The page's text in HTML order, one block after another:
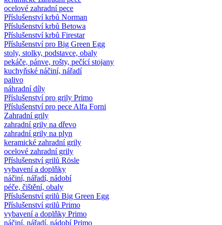
ocelové zahradní pece
Příslušenství krbů Norman
Příslušenství krbů Betowa
Příslušenství krbů Firestar
Příslušenství pro Big Green Egg
stoly, stolky, podstavce, obaly
pekáče, pánve, rošty, pečící stojany
kuchyňské náčiní, nářadí
palivo
náhradní díly
Příslušenství pro grily Primo
Příslušenství pro pece Alfa Forni
Zahradní grily
zahradní grily na dřevo
zahradní grily na plyn
keramické zahradní grily
ocelové zahradní grily
Příslušenství grilů Rösle
vybavení a doplňky
náčiní, nářadí, nádobí
péče, čištění, obaly
Příslušenství grilů Big Green Egg
Příslušenství grilů Primo
vybavení a doplňky Primo
náčiní, nářadí, nádobí Primo